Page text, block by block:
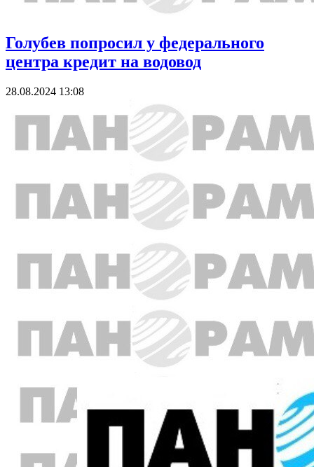
Голубев попросил у федерального
центра кредит на водовод
28.08.2024 13:08